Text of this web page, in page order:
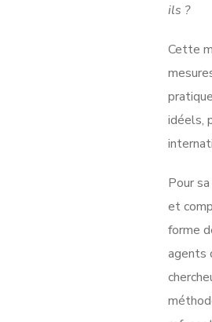
ils ?
Cette
idéels,
Pour
et
forme
agents